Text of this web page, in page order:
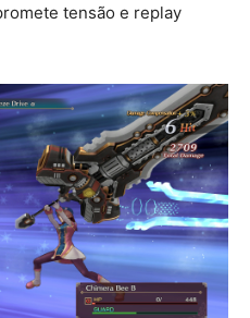
tensão e replay